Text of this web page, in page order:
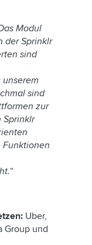
Modul
der Sprinklr
sind
sind
zur
Sprinklr
Funktionen
Uber,
Group und